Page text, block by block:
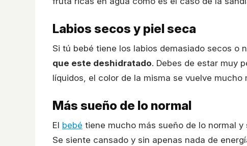
Labios secos y piel seca
Si tú bebé tiene los labios demasiado secos o
que este deshidratado. Debes de estar muy
líquidos, el color de la misma se vuelve mucho
Más sueño de lo normal
El bebé tiene mucho más sueño de lo normal y
Se siente cansado y sin apenas nada de